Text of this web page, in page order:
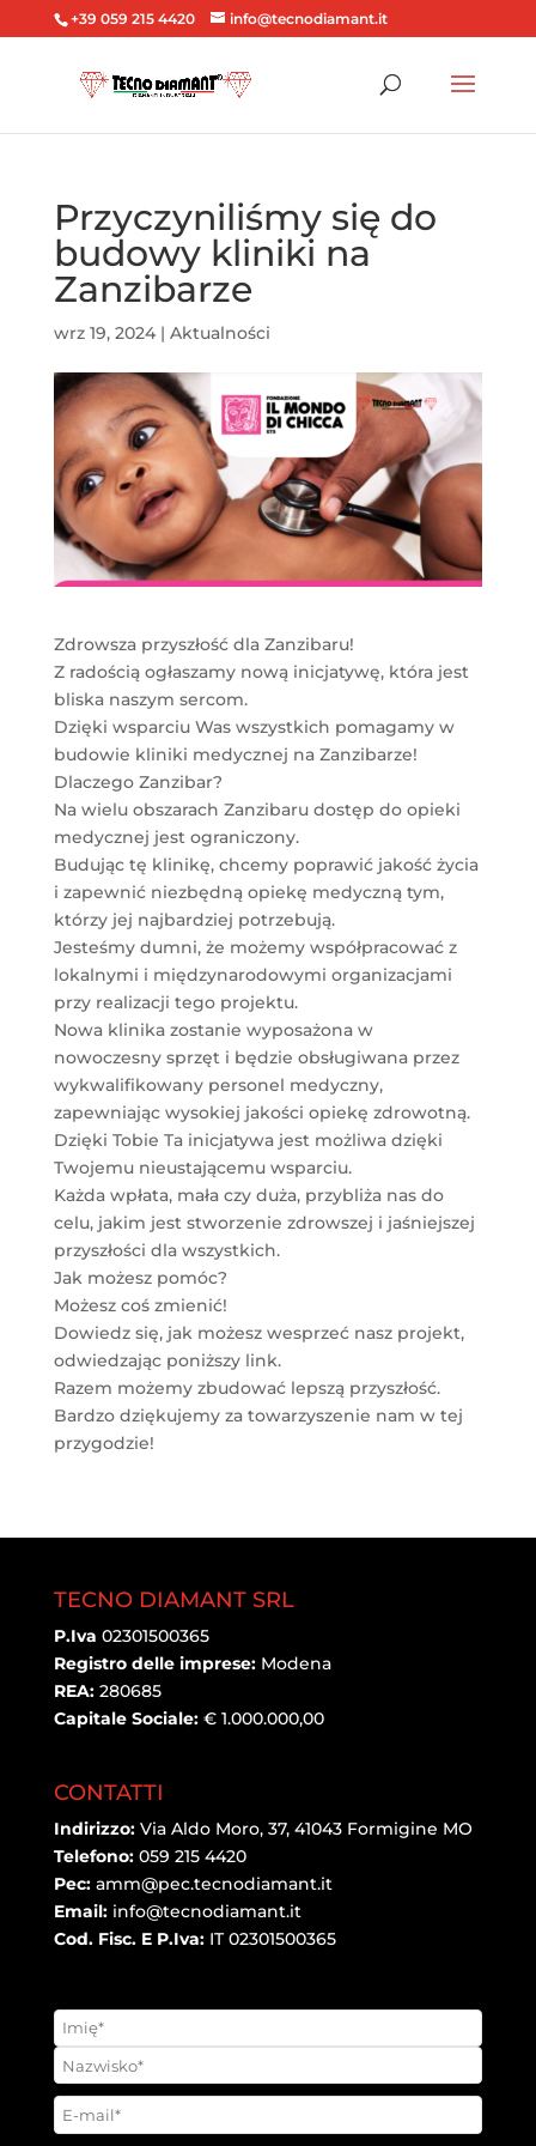
+39 059 215 4420 info@tecnodiamant.it
Przyczyniliśmy się do
budowy kliniki na
Zanzibarze
wrz 19, 2024| Aktualności
Zdrowsza przyszłość dla Zanzibaru!
Z radością ogłaszamy nową inicjatywę, która jest
bliska naszym sercom.
Dzięki wsparciu Was wszystkich pomagamy w
budowie kliniki medycznej na Zanzibarze!
Dlaczego Zanzibar?
Na wielu obszarach Zanzibaru dostęp do opieki
medycznej jest ograniczony.
Budując tę klinikę, chcemy poprawić jakość życia
i zapewnić niezbędną opiekę medyczną tym,
którzy jej najbardziej potrzebują.
Jesteśmy dumni, że możemy współpracować z
lokalnymi i międzynarodowymi organizacjami
przy realizacji tego projektu.
Nowa klinika zostanie wyposażona w
nowoczesny sprzęt i będzie obsługiwana przez
wykwalifikowany personel medyczny,
zapewniając wysokiej jakości opiekę zdrowotną.
Dzięki Tobie Ta inicjatywa jest możliwa dzięki
Twojemu nieustającemu wsparciu.
Każda wpłata, mała czy duża, przybliża nas do
celu, jakim jest stworzenie zdrowszej i jaśniejszej
przyszłości dla wszystkich.
Jak możesz pomóc?
Możesz coś zmienić!
Dowiedz się, jak możesz wesprzeć nasz projekt,
odwiedzając poniższy link.
Razem możemy zbudować lepszą przyszłość.
Bardzo dziękujemy za towarzyszenie nam w tej
przygodzie!
TECNO DIAMANT SRL
P.Iva 02301500365
Registro delle imprese:Modena
REA:280685
Capitale Sociale: € 1.000.000,00
CONTATTI
Indirizzo: Via Aldo Moro, 37, 41043 Formigine MO
Telefono: 059 215 4420
Pec: amm@pec.tecnodiamant.it
Email: info@tecnodiamant.it
Cod. Fisc. E P.Iva:IT 02301500365